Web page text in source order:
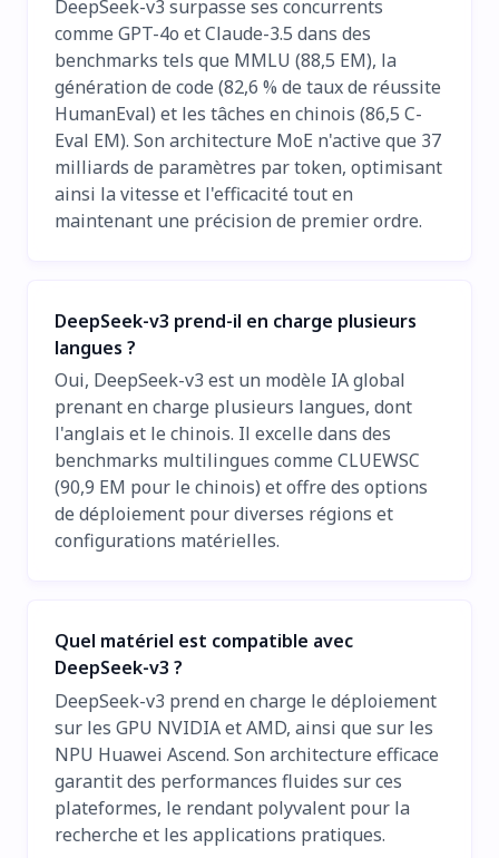
DeepSeek-v3 surpasse ses concurrents
comme GPT-4o et Claude-3.5 dans des
benchmarks tels que MMLU (88,5 EM), la
génération de code (82,6 % de taux de réussite
HumanEval) et les tâches en chinois (86,5 C-
Eval EM). Son architecture MoE n'active que 37
milliards de paramètres par token, optimisant
ainsi la vitesse et l'efficacité tout en
maintenant une précision de premier ordre.
DeepSeek-v3 prend-il en charge plusieurs
langues ?
Oui, DeepSeek-v3 est un modèle IA global
prenant en charge plusieurs langues, dont
l'anglais et le chinois. Il excelle dans des
benchmarks multilingues comme CLUEWSC
(90,9 EM pour le chinois) et offre des options
de déploiement pour diverses régions et
configurations matérielles.
Quel matériel est compatible avec
DeepSeek-v3 ?
DeepSeek-v3 prend en charge le déploiement
sur les GPU NVIDIA et AMD, ainsi que sur les
NPU Huawei Ascend. Son architecture efficace
garantit des performances fluides sur ces
plateformes, le rendant polyvalent pour la
recherche et les applications pratiques.